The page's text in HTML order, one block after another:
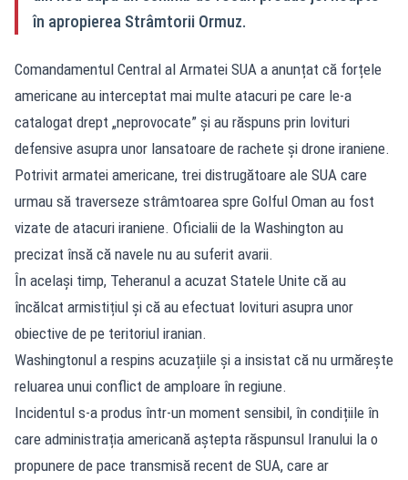
în apropierea Strâmtorii Ormuz.
Comandamentul Central al Armatei SUA a anunțat că forțele
americane au interceptat mai multe atacuri pe care le-a
catalogat drept „neprovocate” și au răspuns prin lovituri
defensive asupra unor lansatoare de rachete și drone iraniene.
Potrivit armatei americane, trei distrugătoare ale SUA care
urmau să traverseze strâmtoarea spre Golful Oman au fost
vizate de atacuri iraniene. Oficialii de la Washington au
precizat însă că navele nu au suferit avarii.
În același timp, Teheranul a acuzat Statele Unite că au
încălcat armistițiul și că au efectuat lovituri asupra unor
obiective de pe teritoriul iranian.
Washingtonul a respins acuzațiile și a insistat că nu urmărește
reluarea unui conflict de amploare în regiune.
Incidentul s-a produs într-un moment sensibil, în condițiile în
care administrația americană aștepta răspunsul Iranului la o
propunere de pace transmisă recent de SUA, care ar